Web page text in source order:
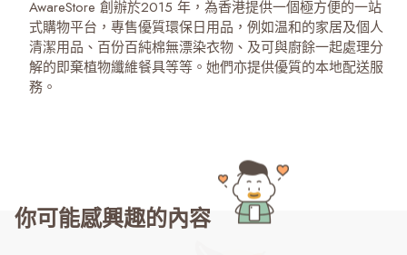
AwareStore 創辦於2015 年，為香港提供一個極方便的一站
式購物平台，專售優質環保日用品，例如温和的家居及個人
清潔用品、百份百純棉無漂染衣物、及可與廚餘一起處理分
解的即棄植物纖維餐具等等。她們亦提供優質的本地配送服
務。
你可能感興趣的內容